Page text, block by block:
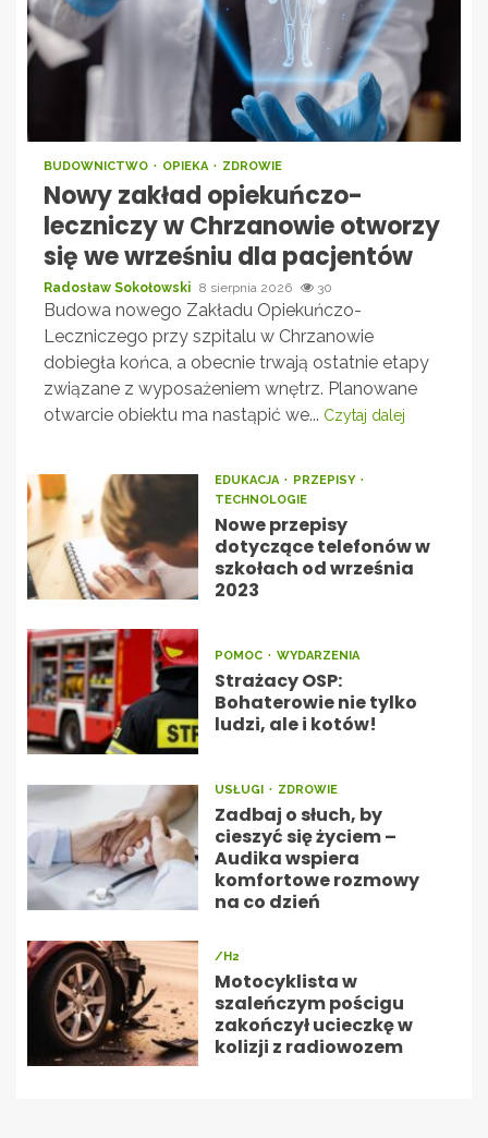
BUDOWNICTWO OPIEKA ZDROWIE
Nowy zakład opiekuńczo-
leczniczy w Chrzanowie otworzy
się we wrześniu dla pacjentów
Radosław Sokołowski 8 sierpnia 2026 30
Budowa nowego Zakładu Opiekuńczo-
Leczniczego przy szpitalu w Chrzanowie
dobiegła końca, a obecnie trwają ostatnie etapy
związane z wyposażeniem wnętrz. Planowane
otwarcie obiektu ma nastąpić we... Czytaj dalej
EDUKACJA
PRZEPISY
TECHNOLOGIE
Nowe przepisy
dotyczące telefonów w
szkołach od września
2023
POMOC WYDARZENIA
Strażacy OSP:
Bohaterowie nie tylko
ludzi, ale i kotów!
USŁUGI ZDROWIE
Zadbaj o słuch, by
cieszyć się życiem –
Audika wspiera
komfortowe rozmowy
na co dzień
/H2
Motocyklista w
szaleńczym pościgu
zakończył ucieczkę w
kolizji z radiowozem